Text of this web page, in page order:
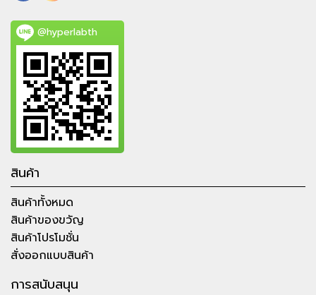
@hyperlabth
สินค้า
สินค้าทั้งหมด
สินค้าของขวัญ
สินค้าโปรโมชั่น
สั่งออกแบบสินค้า
การสนับสนุน